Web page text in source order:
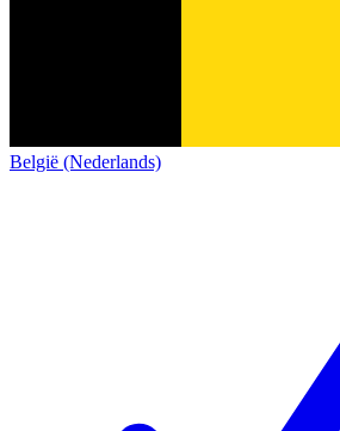
België (Nederlands)